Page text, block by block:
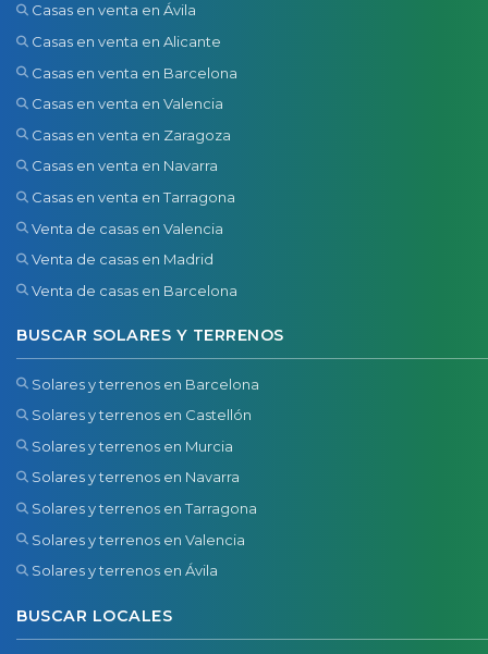
Casas en venta en Ávila
Casas en venta en Alicante
Casas en venta en Barcelona
Casas en venta en Valencia
Casas en venta en Zaragoza
Casas en venta en Navarra
Casas en venta en Tarragona
Venta de casas en Valencia
Venta de casas en Madrid
Venta de casas en Barcelona
BUSCAR SOLARES Y TERRENOS
Solares y terrenos en Barcelona
Solares y terrenos en Castellón
Solares y terrenos en Murcia
Solares y terrenos en Navarra
Solares y terrenos en Tarragona
Solares y terrenos en Valencia
Solares y terrenos en Ávila
BUSCAR LOCALES